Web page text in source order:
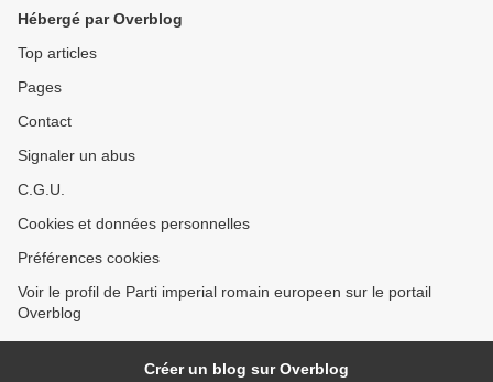
Hébergé par Overblog
Top articles
Pages
Contact
Signaler un abus
C.G.U.
Cookies et données personnelles
Préférences cookies
Voir le profil de Parti imperial romain europeen sur le portail
Overblog
Créer un blog sur Overblog